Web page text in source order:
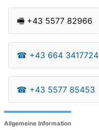
🖷 +43 5577 82966
☎ +43 664 3417724
☎ +43 5577 85453
Allgemeine Information